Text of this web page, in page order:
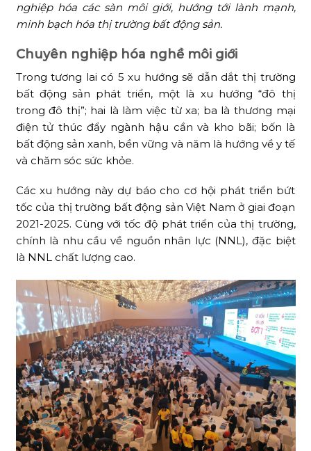
nghiệp hóa các sàn môi giới, hướng tới lành mạnh,
minh bạch hóa thị trường bất động sản.
Chuyên nghiệp hóa nghề môi giới
Trong tương lai có 5 xu hướng sẽ dẫn dắt thị trường
bất động sản phát triển, một là xu hướng “đô thị
trong đô thị”; hai là làm việc từ xa; ba là thương mại
điện tử thúc đẩy ngành hậu cần và kho bãi; bốn là
bất động sản xanh, bền vững và năm là hướng về y tế
và chăm sóc sức khỏe.
Các xu hướng này dự báo cho cơ hội phát triển bứt
tốc của thị trường bất động sản Việt Nam ở giai đoạn
2021-2025. Cùng với tốc độ phát triển của thị trường,
chính là nhu cầu về nguồn nhân lực (NNL), đặc biệt
là NNL chất lượng cao.